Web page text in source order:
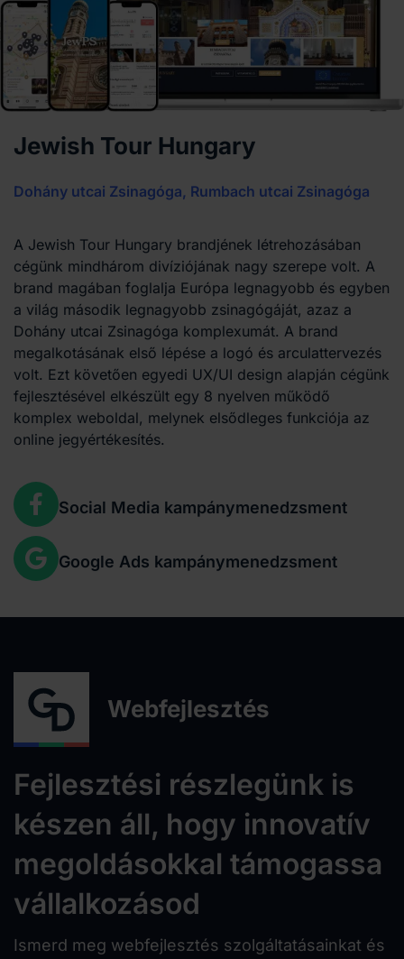
Jewish Tour Hungary
Dohány utcai Zsinagóga, Rumbach utcai Zsinagóga
A Jewish Tour Hungary brandjének létrehozásában
cégünk mindhárom divíziójának nagy szerepe volt. A
brand magában foglalja Európa legnagyobb és egyben
a világ második legnagyobb zsinagógáját, azaz a
Dohány utcai Zsinagóga komplexumát. A brand
megalkotásának első lépése a logó és arculattervezés
volt. Ezt követően egyedi UX/UI design alapján cégünk
fejlesztésével elkészült egy 8 nyelven működő
komplex weboldal, melynek elsődleges funkciója az
online jegyértékesítés.
Social Media kampánymenedzsment
Google Ads kampánymenedzsment
Webfejlesztés
Fejlesztési részlegünk is
készen áll, hogy innovatív
megoldásokkal támogassa
vállalkozásod
Ismerd meg webfejlesztés szolgáltatásainkat és